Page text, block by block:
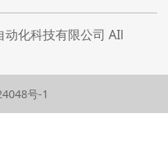
化科技有限公司 AIl
号-1